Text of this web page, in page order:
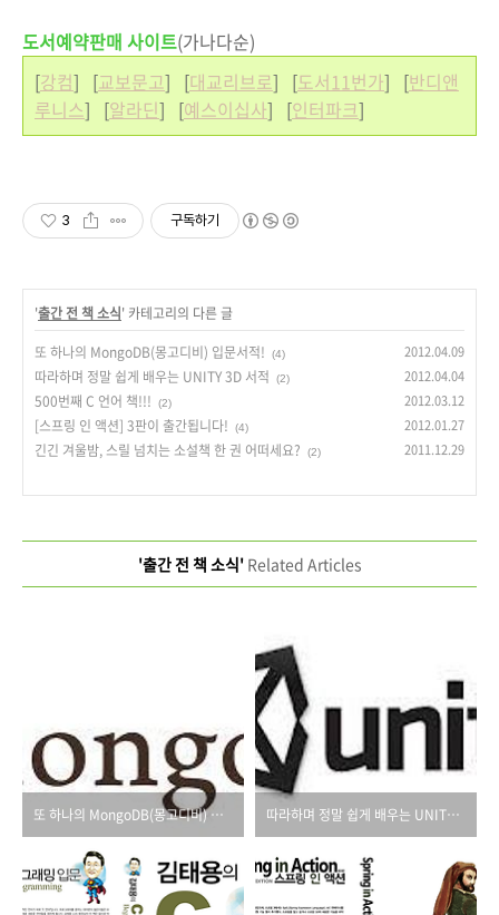
도서예약판매 사이트(가나다순)
[강컴] [교보문고] [대교리브로] [도서11번가] [반디앤
루니스] [알라딘] [예스이십사] [인터파크]
3 구독하기
'출간 전 책 소식' 카테고리의 다른 글
또 하나의 MongoDB(몽고디비) 입문서적!
(4) 2012.04.09
따라하며 정말 쉽게 배우는 UNITY 3D 서적 (2) 2012.04.04
500번째 C 언어 책!!! (2) 2012.03.12
[스프링 인 액션] 3판이 출간됩니다! (4) 2012.01.27
긴긴 겨울밤, 스릴 넘치는 소설책 한 권 어떠세요? (2) 2011.12.29
'출간 전 책 소식'Related Articles
또 하나의 MongoDB(몽고디비) 입문서적! 따라하며 정말 쉽게 배우는 UNITY 3D 서적